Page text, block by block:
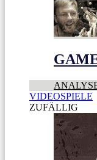
VIDEOSPIELE
ZUFÄLLIG